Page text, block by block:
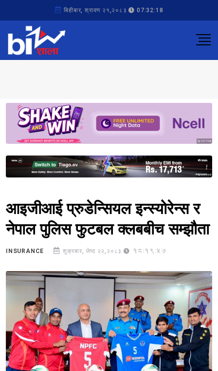
बिहीबार, श्रावण २१,२०८३ 07:32:18
Sponsored
Sponsored
आइजीआई प्रुडेन्सियल इन्स्योरेन्स र
नेपाल पुलिस फुटबल क्लबबीच सम्झौता
INSURANCE शुक्रबार, जेष्ठ २२,२०८३ 18:19:57